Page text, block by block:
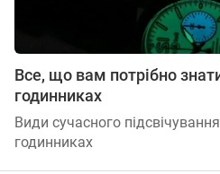
Все, що вам потрібно
годинниках
Види сучасного
годинниках